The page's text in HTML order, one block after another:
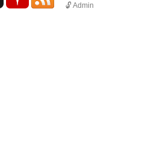
🔓 Admin